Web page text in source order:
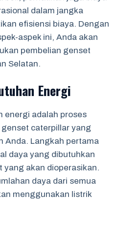
dalam jangka
efisiensi biaya. Dengan
aspek ini, Anda akan
pembelian genset
Selatan.
Energi
energi adalah proses
caterpillar yang
Anda. Langkah pertama
daya yang dibutuhkan
yang akan dioperasikan.
daya dari semua
menggunakan listrik